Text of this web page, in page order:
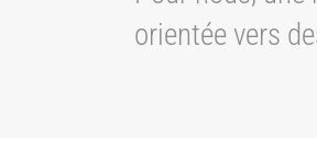
orientée vers